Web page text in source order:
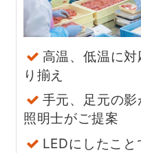
高温、低温に
り揃え
手元、足元の
照明士がご提案
LEDにしたこ